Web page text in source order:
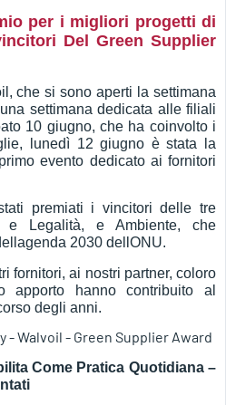
per i migliori progetti di
Del Green Supplier
che si sono aperti la settimana
settimana dedicata alle filiali
10 giugno, che ha coinvolto i
lunedì 12 giugno è stata la
evento dedicato ai fornitori
premiati i vincitori delle tre
e Legalità, e Ambiente, che
2030 dellONU.
fornitori, ai nostri partner, coloro
hanno contribuito al
degli anni.
Come Pratica Quotidiana –